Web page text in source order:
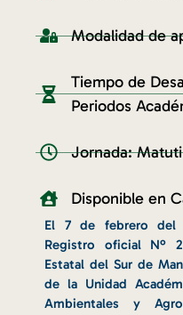
Modalidad de
Tiempo de
Periodos
Jornada:
Disponible en
El 7 de febrero del
Registro oficial Nº
Estatal del Sur de
de la Unidad
Ambientales y